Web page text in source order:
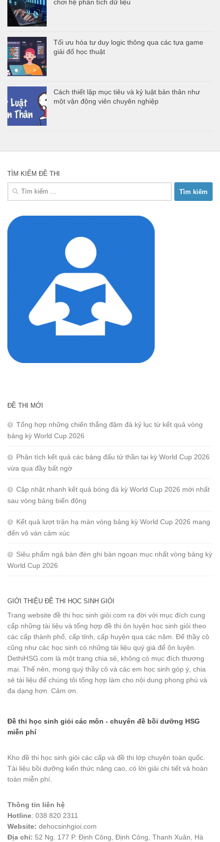
chơi hệ phân tích dữ liệu
Tối ưu hóa tư duy logic thông qua các tựa game
giải đố học thuật
Cách thiết lập mục tiêu và kỷ luật bản thân như
một vận động viên chuyên nghiệp
TÌM KIẾM ĐỀ THI
Tìm
ĐỀ THI MỚI
Tổng hợp những chiến thắng đậm đà kỷ lục từ kết quả vòng
bảng kỳ World Cup 2026
Phân tích kết quả các bảng đấu tử thần tại kỳ World Cup 2026
vừa qua đầy bất ngờ
Cập nhật nhanh kết quả bóng đá kỳ World Cup 2026 mới nhất
sau vòng bảng biến động
Kết quả lượt trận hạ màn vòng bảng kỳ World Cup 2026 mang
đến vô vàn cảm xúc
Siêu phẩm ngả bàn đèn ghi bàn ngoạn mục nhất vòng bảng kỳ
World Cup 2026
GIỚI THIỆU ĐỀ THI HỌC SINH GIỎI
Trang website đề thi học sinh giỏi.com ra đời với mục đích cung
cấp những tài liệu và tổng hợp đề thi ôn luyện học sinh giỏi theo
các cấp thành phố, cấp tỉnh, cấp huyện qua các năm. Để thầy cô
cũng như các học sinh có những tài liệu quý giá để ôn luyện.
DethiHSG.com là một trang chia sẻ, không có mục đích thương
mại. Thế nên, mong quý thầy cô và các em học sinh góp ý, chia
sẻ tài liệu để chúng tôi tổng hợp làm cho nội dung phong phú và
đa dạng hơn. Cảm ơn.
Đề thi học sinh giỏi các môn - chuyên đề bồi dưỡng HSG
miễn phí
Kho đề thi học sinh giỏi các cấp và đề thi lớp chuyên toàn quốc.
Tài liệu bồi dưỡng kiến thức nâng cao, có lời giải chi tiết và hoàn
toàn miễn phí.
Thông tin liên hệ
Hotline: 038 820 2311
Website: dehocsinhgioi.com
Địa chỉ: 52 Ng. 177 P. Định Công, Định Công, Thanh Xuân, Hà